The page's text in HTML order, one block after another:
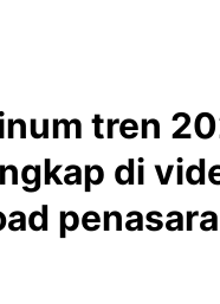
tren
di